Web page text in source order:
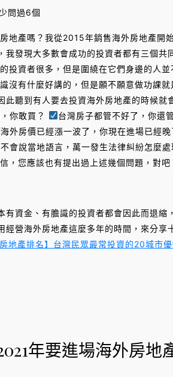
問過6個
產嗎？我從2015年銷售海外房地產開
發現大多數會成功的投資者都有三個共
資者很多，但是圍繞在它們身邊的人並
有什麼好講的，但是願不願意做功課就
此聽到有人要去投資海外房地產的時候就
你敢買？ 台灣房子都管不好了，你還
海外房價已經漲一波了，你現在進場已經晚
會說當地語言，萬一發生法律糾紛怎麼處
您應該也有提出過上述幾個問題，對吧
資金、有膽識的投資者都會因此而退縮
經營海外房地產這麼多年的時間，來分享
地產排名】台灣民眾最常投資的20城市
年要進場海外房